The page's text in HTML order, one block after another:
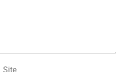
Site